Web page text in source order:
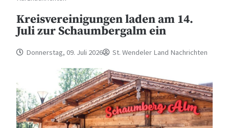
Kreisvereinigungen laden am 14.
Juli zur Schaumbergalm ein
Donnerstag, 09. Juli 2026 St. Wendeler Land Nachrichten